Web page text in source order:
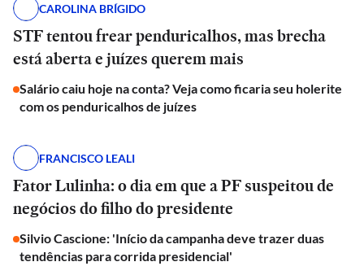
CAROLINA BRÍGIDO
STF tentou frear penduricalhos, mas brecha
está aberta e juízes querem mais
Salário caiu hoje na conta? Veja como ficaria seu holerite
com os penduricalhos de juízes
FRANCISCO LEALI
Fator Lulinha: o dia em que a PF suspeitou de
negócios do filho do presidente
Silvio Cascione: 'Início da campanha deve trazer duas
tendências para corrida presidencial'